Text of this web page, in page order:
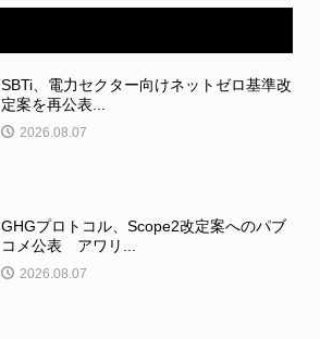
SBTi、電力セクター向けネットゼロ基準改
定案を再公表...
2026.08.07
GHGプロトコル、Scope2改定案へのパブ
コメ公表 アワリ...
2026.08.07